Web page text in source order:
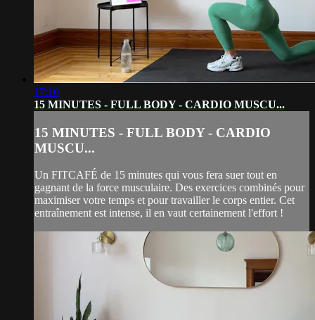
17:10
15 MINUTES - FULL BODY - CARDIO MUSCU...
15 MINUTES - FULL BODY - CARDIO
MUSCU...
Un FITCAFÉ de 15 minutes qui vous fera suer tout en
gagnant de la force musculaire. Des exercices combinés pour
maximiser votre temps et pour travailler le corps entier. Cet
entraînement est intense, il en vaut certainement l'effort !